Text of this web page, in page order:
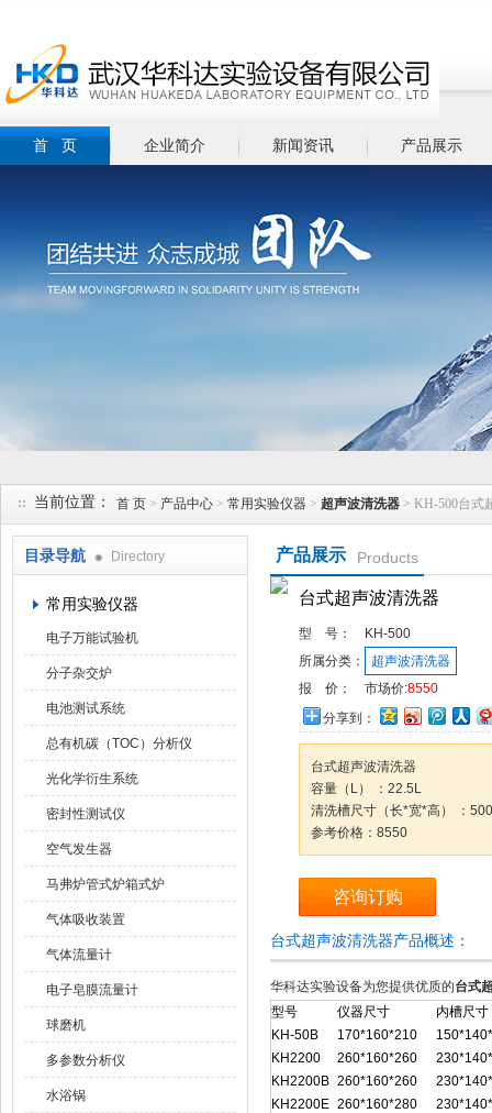
首 页 企业简介 新闻资讯 产品展示
当前位置： 首 页 > 产品中心 > 常用实验仪器 > 超声波清洗器 > KH-500台式
目录导航 Directory
常用实验仪器
电子万能试验机
分子杂交炉
电池测试系统
总有机碳（TOC）分析仪
光化学衍生系统
密封性测试仪
空气发生器
马弗炉管式炉箱式炉
气体吸收装置
气体流量计
电子皂膜流量计
球磨机
多参数分析仪
水浴锅
产品展示 Products
台式超声波清洗器
型 号：
KH-500
所属分类：
超声波清洗器
报 价：
市场价:8550
分享到：
台式超声波清洗器
容量（L） ：22.5L
清洗槽尺寸（长*宽*高） ：
参考价格：8550
咨询订购
台式超声波清洗器产品概述：
华科达实验设备为您提供优质的台式
型号
仪器尺寸
内槽尺寸
KH-50B
170*160*210
KH2200
260*160*260
KH2200B 260*160*260
KH2200E 260*160*280